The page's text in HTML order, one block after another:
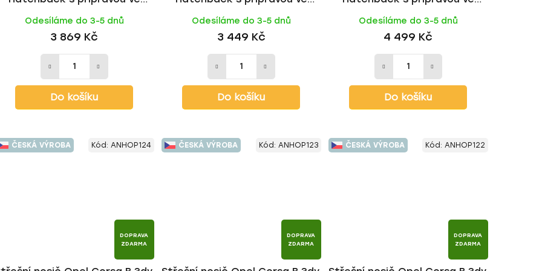
HAKR
Odesíláme do 3-5 dnů
3 869 Kč
Do košíku
Odesíláme do 3-5 dnů
3 449 Kč
Do košíku
tyč | HAKR
Odesíláme do 3-5 dnů
4 499 Kč
Do košíku
ČESKÁ VÝROBA
DOPRAVA
ZDARMA
Kód: ANHOP124 ČESKÁ VÝROBA
DOPRAVA
ZDARMA
Kód: ANHOP123 ČESKÁ VÝROBA
DOPRAVA
ZDARMA
Kód: ANHOP122